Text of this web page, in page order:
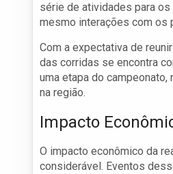
série de atividades para
mesmo interações com os
Com a expectativa de
das corridas se encontra
uma etapa do
na região.
Impacto
O impacto econômico da
considerável. Eventos